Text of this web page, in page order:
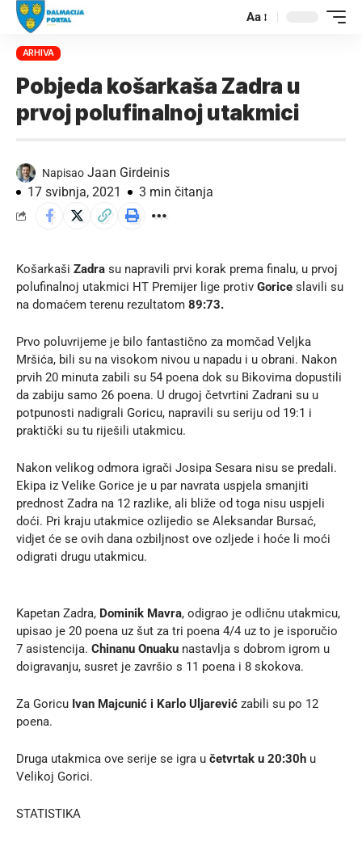
Aa
ARHIVA
Pobjeda košarkaša Zadra u
prvoj polufinalnoj utakmici
Napisao Jaan Girdeinis
17 svibnja, 2021
3 min čitanja
Košarkaši Zadra su napravili prvi korak prema finalu, u prvoj
polufinalnoj utakmici HT Premijer lige protiv Gorice slavili su
na domaćem terenu rezultatom 89:73.
Prvo poluvrijeme je bilo fantastično za momčad Veljka
Mršića, bili su na visokom nivou u napadu i u obrani. Nakon
prvih 20 minuta zabili su 54 poena dok su Bikovima dopustili
da zabiju samo 26 poena. U drugoj četvrtini Zadrani su u
potpunosti nadigrali Goricu, napravili su seriju od 19:1 i
praktički su tu riješili utakmicu.
Nakon velikog odmora igrači Josipa Sesara nisu se predali.
Ekipa iz Velike Gorice je u par navrata uspjela smanjiti
prednost Zadra na 12 razlike, ali bliže od toga nisu uspjeli
doći. Pri kraju utakmice ozlijedio se Aleksandar Bursać,
vidjet će se ovih dana ozbiljnost ove ozljede i hoće li moći
odigrati drugu utakmicu.
Kapetan Zadra, Dominik Mavra, odigrao je odličnu utakmicu,
upisao je 20 poena uz šut za tri poena 4/4 uz to je isporučio
7 asistencija. Chinanu Onuaku nastavlja s dobrom igrom u
doigravanju, susret je završio s 11 poena i 8 skokova.
Za Goricu Ivan Majcunić i Karlo Uljarević zabili su po 12
poena.
Druga utakmica ove serije se igra u četvrtak u 20:30h u
Velikoj Gorici.
STATISTIKA